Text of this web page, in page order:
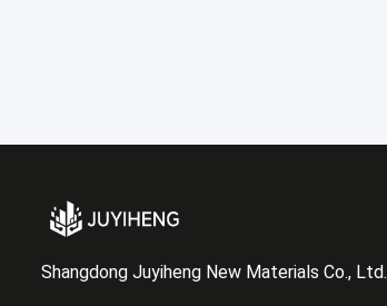
Shangdong Juyiheng New Materials Co., Ltd.